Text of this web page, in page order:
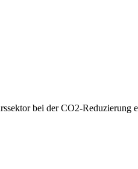
bei der CO2-Reduzierung